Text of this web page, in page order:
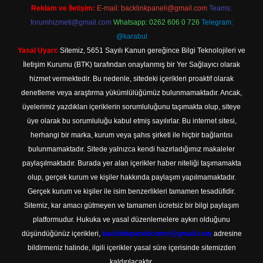
Reklam ve İletişim: E-mail: backlinkpaneli@gmail.com Teams:
forumhizmeti@gmail.com Whatsapp: 0262 606 0 726 Telegram:
@karabul
Yasal Uyarı: Sitemiz, 5651 Sayılı Kanun gereğince Bilgi Teknolojileri ve
İletişim Kurumu (BTK) tarafından onaylanmış bir Yer Sağlayıcı olarak
hizmet vermektedir. Bu nedenle, sitedeki içerikleri proaktif olarak
denetleme veya araştırma yükümlülüğümüz bulunmamaktadır. Ancak,
üyelerimiz yazdıkları içeriklerin sorumluluğunu taşımakta olup, siteye
üye olarak bu sorumluluğu kabul etmiş sayılırlar. Bu internet sitesi,
herhangi bir marka, kurum veya şahıs şirketi ile hiçbir bağlantısı
bulunmamaktadır. Sitede yalnızca kendi hazırladığımız makaleler
paylaşılmaktadır. Burada yer alan içerikler haber niteliği taşımamakta
olup, gerçek kurum ve kişiler hakkında paylaşım yapılmamaktadır.
Gerçek kurum ve kişiler ile isim benzerlikleri tamamen tesadüfidir.
Sitemiz, kar amacı gütmeyen ve tamamen ücretsiz bir bilgi paylaşım
platformudur. Hukuka ve yasal düzenlemelere aykırı olduğunu
düşündüğünüz içerikleri, backlinkpanelicomtr@gmail.com adresine
bildirmeniz halinde, ilgili içerikler yasal süre içerisinde sitemizden